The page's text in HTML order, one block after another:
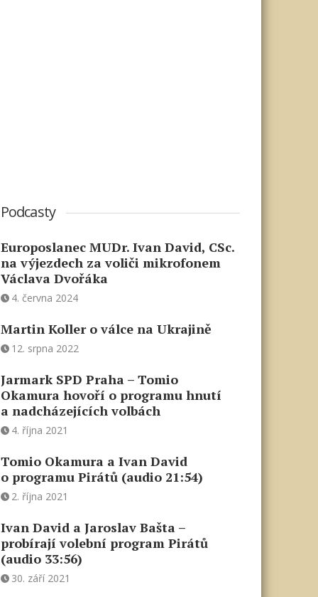
Podcasty
Europoslanec MUDr. Ivan David, CSc.
na výjezdech za voliči mikrofonem
Václava Dvořáka
4. června 2024
Martin Koller o válce na Ukrajině
12. srpna 2022
Jarmark SPD Praha – Tomio
Okamura hovoří o programu hnutí
a nadcházejících volbách
4. října 2021
Tomio Okamura a Ivan David
o programu Pirátů (audio 21:54)
2. října 2021
Ivan David a Jaroslav Bašta –
probírají volební program Pirátů
(audio 33:56)
30. září 2021